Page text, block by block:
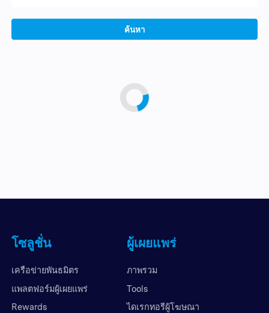
ค้นหา
โซลูชั่น
เครือข่ายพันธมิตร
แพลตฟอร์มผู้เผยแพร่
Rewards
ผู้เผยแพร่
ภาพรวม
Tools
ไดเรกทอรีผู้โฆษณา